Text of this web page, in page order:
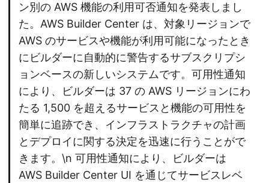
ン別の AWS 機能の利用可否通知を発表しまし
た。AWS Builder Center は、対象リージョンで
AWS のサービスや機能が利用可能になったとき
にビルダーに自動的に警告するサブスクリプシ
ョンベースの新しいシステムです。可用性通知
により、ビルダーは 37 の AWS リージョンにわ
たる 1,500 を超えるサービスと機能の可用性を
簡単に追跡でき、インフラストラクチャの計画
とデプロイに関する決定を迅速に行うことがで
きます。\n 可用性通知により、ビルダーは
AWS Builder Center UI を通じてサービスレベ